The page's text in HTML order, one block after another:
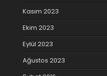
Kasım 2023
Ekim 2023
Eylül 2023
Ağustos 2023